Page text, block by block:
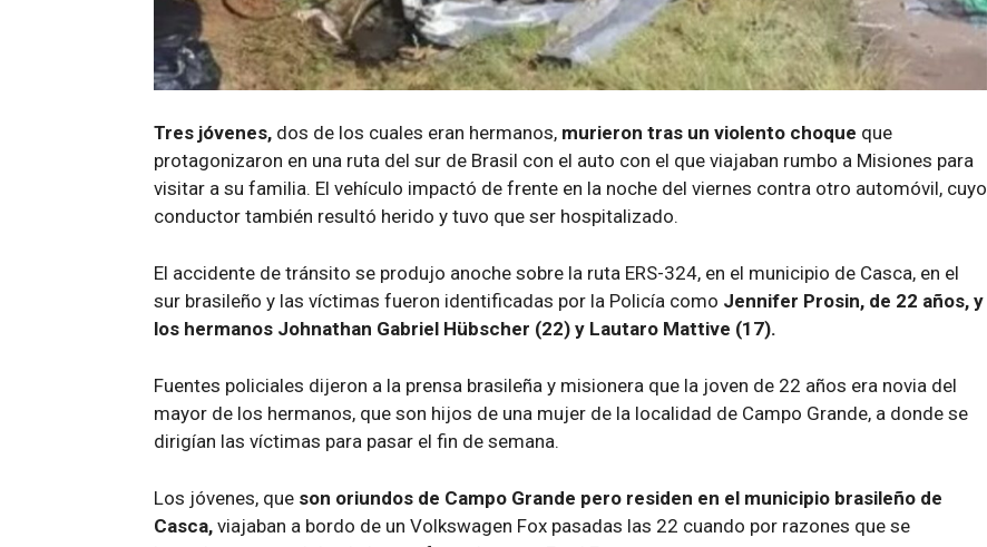
Tres jóvenes, dos de los cuales eran hermanos, murieron tras un violento choque que
protagonizaron en una ruta del sur de Brasil con el auto con el que viajaban rumbo a Misiones para
visitar a su familia. El vehículo impactó de frente en la noche del viernes contra otro automóvil, cuyo
conductor también resultó herido y tuvo que ser hospitalizado.
El accidente de tránsito se produjo anoche sobre la ruta ERS-324, en el municipio de Casca, en el
sur brasileño y las víctimas fueron identificadas por la Policía como Jennifer Prosin, de 22 años, y
los hermanos Johnathan Gabriel Hübscher (22) y Lautaro Mattive (17).
Fuentes policiales dijeron a la prensa brasileña y misionera que la joven de 22 años era novia del
mayor de los hermanos, que son hijos de una mujer de la localidad de Campo Grande, a donde se
dirigían las víctimas para pasar el fin de semana.
Los jóvenes, que son oriundos de Campo Grande pero residen en el municipio brasileño de
Casca, viajaban a bordo de un Volkswagen Fox pasadas las 22 cuando por razones que se